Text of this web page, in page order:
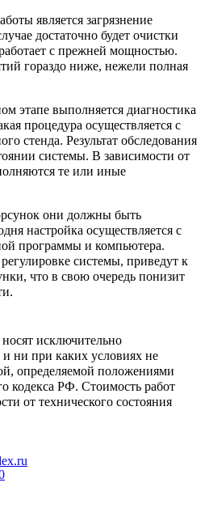
является загрязнение
достаточно будет очистки
с прежней мощностью.
гораздо ниже, нежели полная
этапе выполняется диагностика
процедура осуществляется с
стенда. Результат обследования
системы. В зависимости от
те или иные
они должны быть
настройка осуществляется с
программы и компьютера.
системы, приведут к
что в свою очередь понизит
исключительно
ни при каких условиях не
определяемой положениями
кодекса РФ. Стоимость работ
от технического состояния